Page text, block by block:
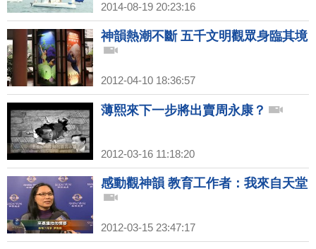
2014-08-19 20:23:16
神韻熱潮不斷 五千文明觀眾身臨其境
2012-04-10 18:36:57
薄熙來下一步將出賣周永康？
2012-03-16 11:18:20
感動觀神韻 教育工作者：我來自天堂
2012-03-15 23:47:17